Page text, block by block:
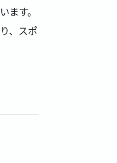
す。
、スポ